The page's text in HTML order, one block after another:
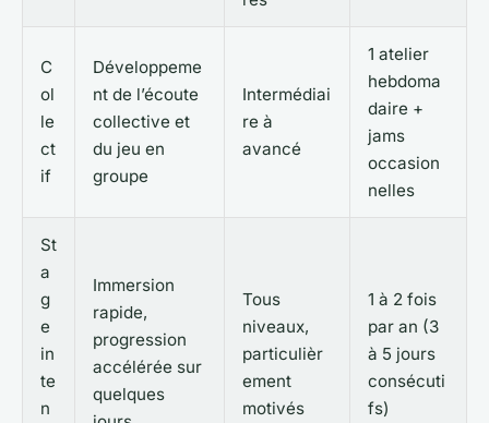
C
ol
le
ct
if
Développeme
nt de l’écoute
collective et
du jeu en
groupe
Intermédiai
re à
avancé
1 atelier
hebdoma
daire +
jams
occasion
nelles
St
a
g
e
in
te
n
Immersion
rapide,
progression
accélérée sur
quelques
Tous
niveaux,
particulièr
ement
motivés
1 à 2 fois
par an (3
à 5 jours
consécuti
fs)